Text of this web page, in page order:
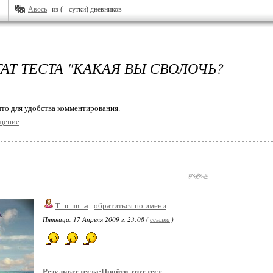
Авось из (+ сутки) дневников
ТЕСТА "КАКАЯ ВЫ СВОЛОЧЬ?
для удобства комментирования.
T_o_m_a
обратиться по имени
Пятница, 17 Апреля 2009 г. 23:08 (ссылка )